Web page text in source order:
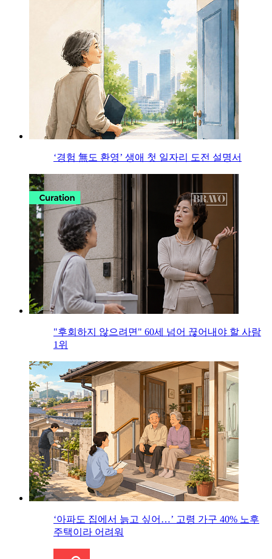
‘경험 無도 환영’ 생애 첫 일자리 도전 설명서
"후회하지 않으려면" 60세 넘어 끊어내야 할 사람
1위
‘아파도 집에서 늙고 싶어…’ 고령 가구 40% 노후
주택이라 어려워